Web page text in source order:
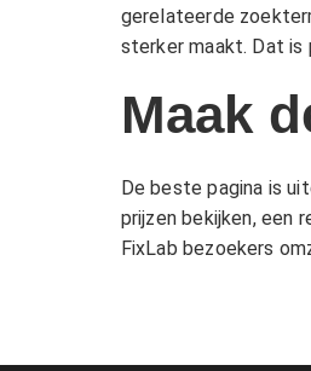
gerelateerde
sterker maakt. Dat
Maak
De beste pagina is
prijzen bekijken, een
FixLab bezoekers